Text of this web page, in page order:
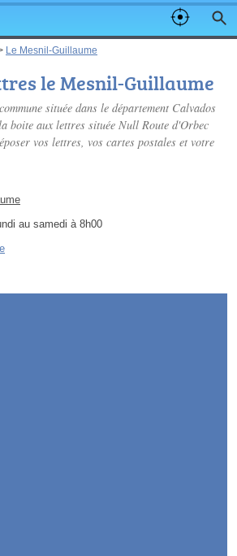
Le Mesnil-Guillaume
le Mesnil-Guillaume
située dans le département Calvados
boite aux lettres située Null Route d'Orbec
vos lettres, vos cartes postales et votre
au samedi à 8h00